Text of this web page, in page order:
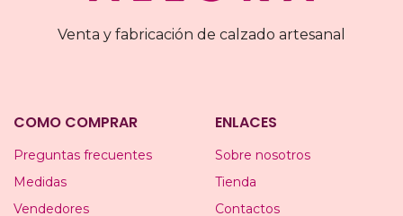
Venta y fabricación de calzado artesanal
COMO COMPRAR
Preguntas frecuentes
Medidas
Vendedores
ENLACES
Sobre nosotros
Tienda
Contactos